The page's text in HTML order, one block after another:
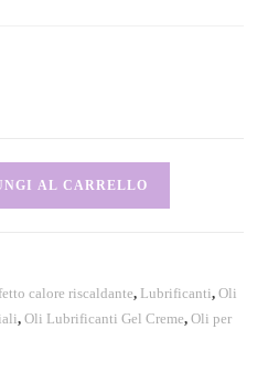
AL CARRELLO
calore riscaldante, Lubrificanti,Oli
,Oli Lubrificanti Gel Creme,Oli per